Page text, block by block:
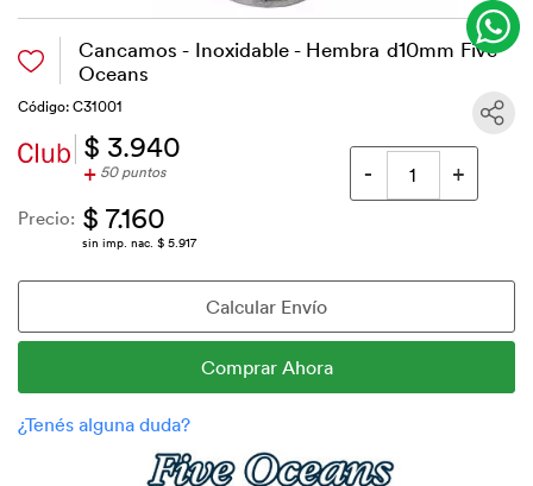
Cancamos - Inoxidable - Hembra d10mm Five
Oceans
Código: C31001
$ 3.940
+ 50 puntos
Precio: $ 7.160
sin imp. nac. $ 5.917